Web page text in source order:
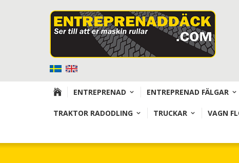
ENTREPRENAD ENTREPRENAD FÄLGAR
TRAKTOR RADODLING TRUCKAR VAGN